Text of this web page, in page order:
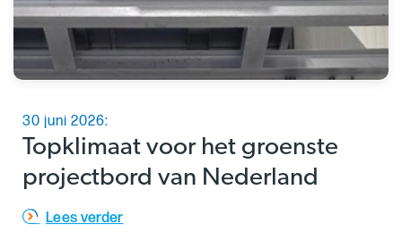
30 juni 2026:
Topklimaat voor het groenste
projectbord van Nederland
Lees verder